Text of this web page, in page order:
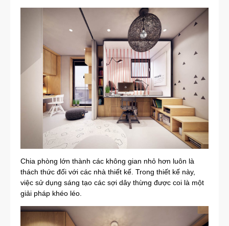
Chia phòng lớn thành các không gian nhỏ hơn luôn là
thách thức đối với các nhà thiết kế. Trong thiết kế này,
việc sử dụng sáng tạo các sợi dây thừng được coi là một
giải pháp khéo léo.